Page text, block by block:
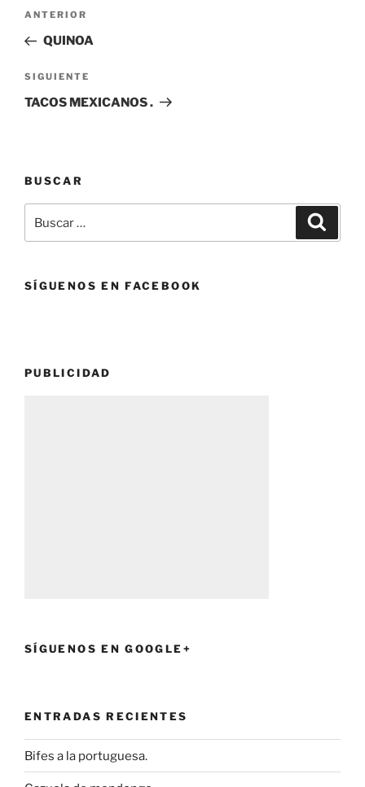
Navegación
entradas
Entrada
anterior:
ANTERIOR
QUINOA
Siguiente
entrada
SIGUIENTE
TACOS MEXICANOS .
BUSCAR
por:
SÍGUENOS EN FACEBOOK
PUBLICIDAD
SÍGUENOS EN GOOGLE+
ENTRADAS RECIENTES
Bifes a la portuguesa.